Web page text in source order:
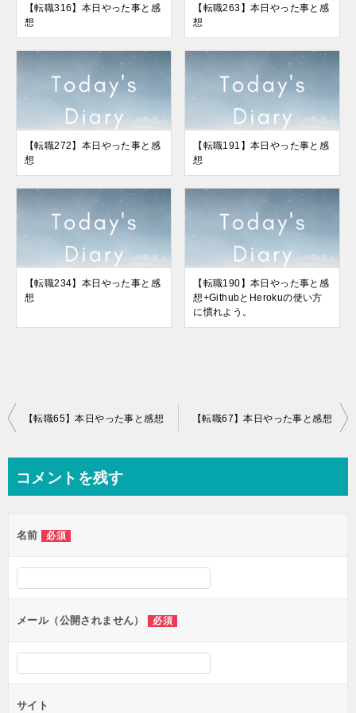
【転職316】本日やった事と感
想
【転職263】本日やった事と感
想
【転職272】本日やった事と感
想
【転職191】本日やった事と感
想
【転職234】本日やった事と感
想
【転職190】本日やった事と感
想+GithubとHerokuの使い方
に慣れよう。
投
ビ
ー
シ
ョ
ン
【転職65】本日やった事と感想 【転職67】本日やった事と感想
コメントを残す
名前 必須
メール（公開されません） 必須
サイト